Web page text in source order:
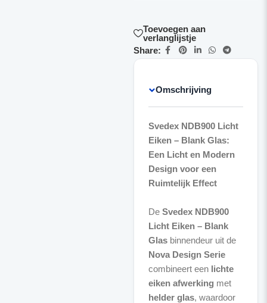
Toevoegen aan
verlanglijstje
Share:
Omschrijving
Svedex NDB900 Licht
Eiken – Blank Glas:
Een Licht en Modern
Design voor een
Ruimtelijk Effect
De Svedex NDB900
Licht Eiken – Blank
Glasbinnendeur uit de
Nova Design Serie
combineert een lichte
eiken afwerking met
helder glas, waardoor